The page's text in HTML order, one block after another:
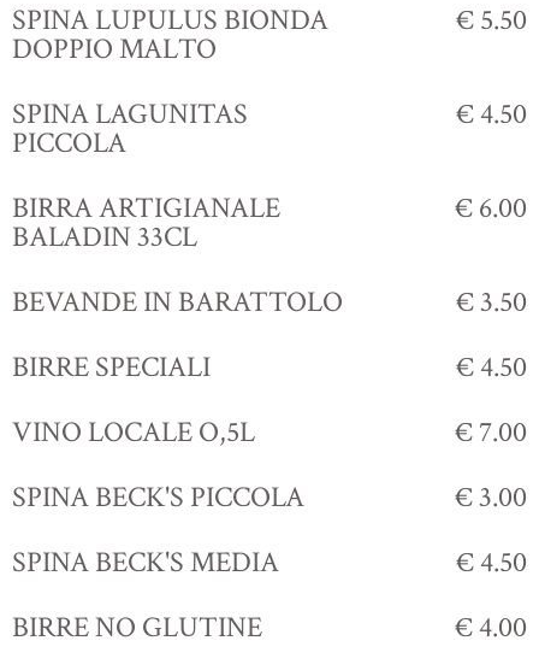
SPINA LUPULUS BIONDA
DOPPIO MALTO
€ 5.50
SPINA LAGUNITAS
PICCOLA
€ 4.50
BIRRA ARTIGIANALE
BALADIN 33CL
€ 6.00
BEVANDE IN BARATTOLO
€ 3.50
BIRRE SPECIALI
€ 4.50
VINO LOCALE O,5L
€ 7.00
SPINA BECK'S PICCOLA
€ 3.00
SPINA BECK'S MEDIA
€ 4.50
BIRRE NO GLUTINE
€ 4.00